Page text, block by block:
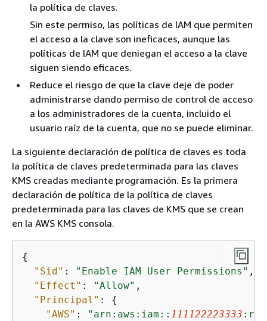
la política de claves.
Sin este permiso, las políticas de IAM que permiten
el acceso a la clave son ineficaces, aunque las
políticas de IAM que deniegan el acceso a la clave
siguen siendo eficaces.
Reduce el riesgo de que la clave deje de poder
administrarse dando permiso de control de acceso
a los administradores de la cuenta, incluido el
usuario raíz de la cuenta, que no se puede eliminar.
La siguiente declaración de política de claves es toda
la política de claves predeterminada para las claves
KMS creadas mediante programación. Es la primera
declaración de política de la política de claves
predeterminada para las claves de KMS que se crean
en la AWS KMS consola.
{
"Sid" : "Enable IAM User Permissions" ,
"Effect" : "Allow" ,
"Principal" : {
"AWS" : "arn:aws:iam:: 111122223333